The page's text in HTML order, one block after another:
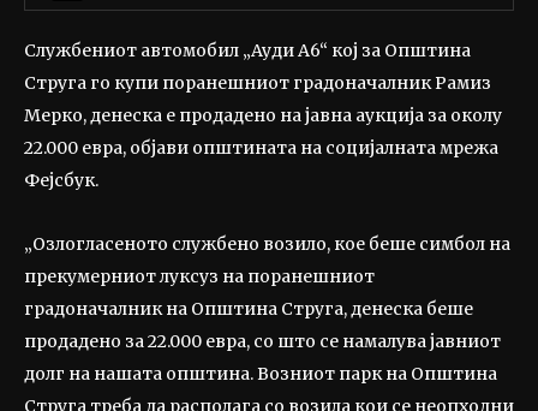
Службениот автомобил „Ауди А6“ кој за Општина
Струга го купи поранешниот градоначалник Рамиз
Мерко, денеска е продадено на јавна аукција за околу
22.000 евра, објави општината на социјалната мрежа
Фејсбук.
„Озлогласеното службено возило, кое беше симбол на
прекумерниот луксуз на поранешниот
градоначалник на Општина Струга, денеска беше
продадено за 22.000 евра, со што се намалува јавниот
долг на нашата општина. Возниот парк на Општина
Струга треба да располага со возила кои се неопходни